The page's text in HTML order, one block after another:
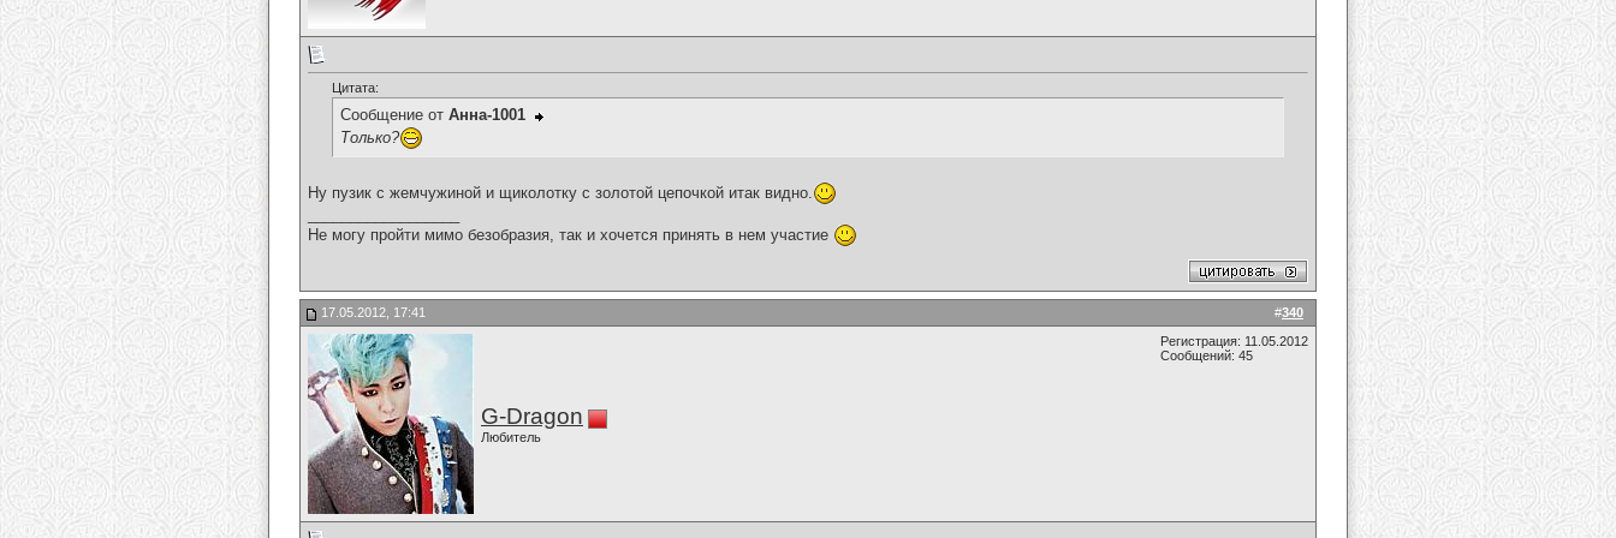
Цитата:
Сообщение от Анна-1001
Только?
Ну пузик с жемчужиной и щиколотку с золотой цепочкой итак видно.
Не могу пройти мимо безобразия, так и хочется принять в нем участие
#340
17.05.2012, 17:41
G-Dragon
Любитель
Регистрация: 11.05.2012
Сообщений: 45